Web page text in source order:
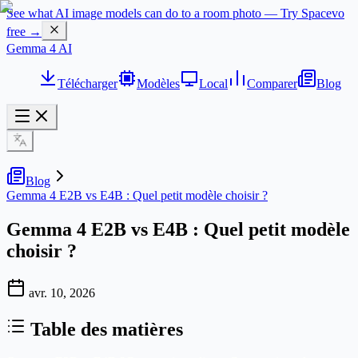
See what AI image models can do to a room photo — Try Spacevo
free →
Gemma 4 AI
Télécharger Modèles Local Comparer Blog
Blog
Gemma 4 E2B vs E4B : Quel petit modèle choisir ?
Gemma 4 E2B vs E4B : Quel petit modèle
choisir ?
avr. 10, 2026
Table des matières